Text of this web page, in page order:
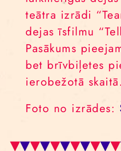
teātra izrādi
dejas īsfilmu
Pasākums
bet brīvbiļetes
ierobežotā skaitā.
Foto no izrādes: